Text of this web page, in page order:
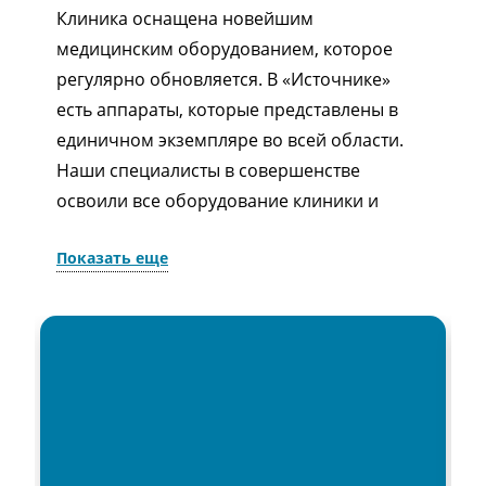
Клиника оснащена новейшим
медицинским оборудованием, которое
регулярно обновляется. В «Источнике»
есть аппараты, которые представлены в
единичном экземпляре во всей области.
Наши специалисты в совершенстве
освоили все оборудование клиники и
регулярно посещаем специализированные
в курсе последних тенденций в мире
Показать еще